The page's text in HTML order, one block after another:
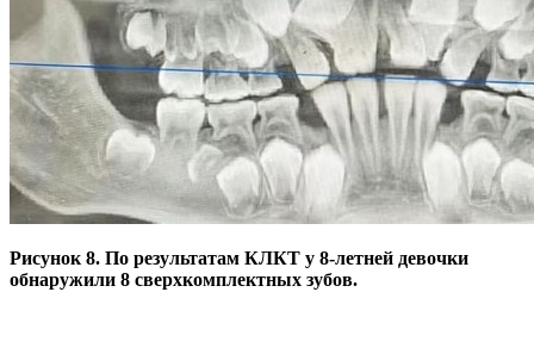
Рисунок 8. По результатам КЛКТ у 8-летней девочки
обнаружили 8 сверхкомплектных зубов.